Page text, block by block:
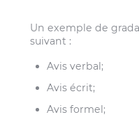
Un exemple de
suivant :
Avis verbal;
Avis écrit;
Avis formel;